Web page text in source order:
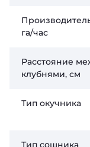
га/час
Расстояние
клубнями, см
Тип окучника
Тип сошника